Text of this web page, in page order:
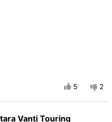
5 2
Vanti Touring